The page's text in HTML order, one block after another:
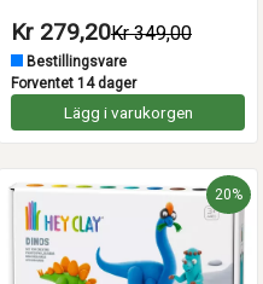
Kr 279,20Kr 349,00
Bestillingsvare
Forventet 14 dager
Lägg i varukorgen
20%